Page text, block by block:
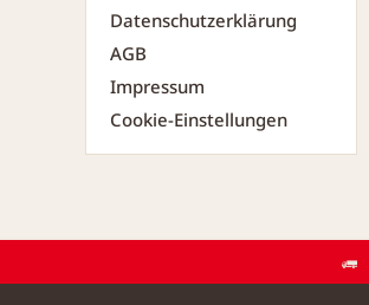
Datenschutzerklärung
AGB
Impressum
Cookie-Einstellungen